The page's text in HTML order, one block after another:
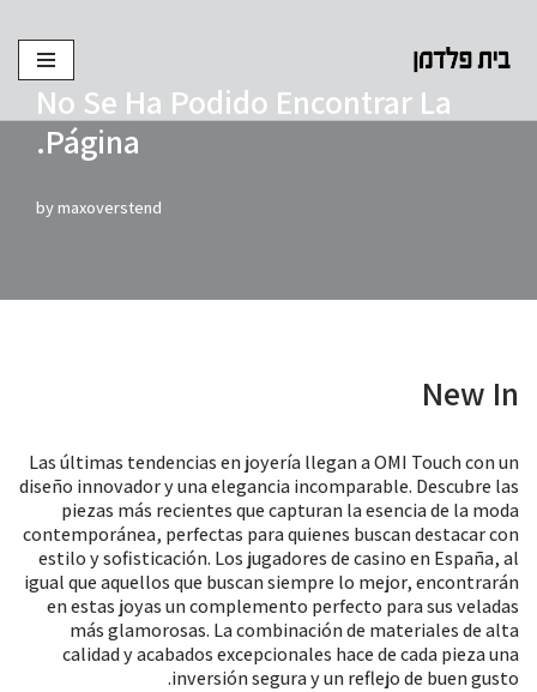
Skip
No Se Ha Podido Encontrar La
Página.
bymaxoverstend
New In
Las últimas tendencias en joyería llegan a OMI Touch con un
diseño innovador y una elegancia incomparable. Descubre las
piezas más recientes que capturan la esencia de la moda
contemporánea, perfectas para quienes buscan destacar con
estilo y sofisticación. Los jugadores de casino en España, al
igual que aquellos que buscan siempre lo mejor, encontrarán
en estas joyas un complemento perfecto para sus veladas
más glamorosas. La combinación de materiales de alta
calidad y acabados excepcionales hace de cada pieza una
inversión segura y un reflejo de buen gusto.